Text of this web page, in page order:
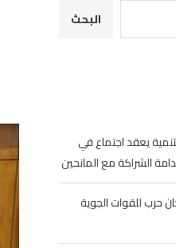
البحث
يعقد اجتماع في
الشراكة مع المانحين
حرب للقوات الجوية